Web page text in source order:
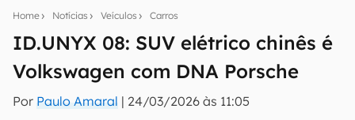
Home Notícias Veículos Carros
ID.UNYX 08: SUV elétrico chinês é
Volkswagen com DNA Porsche
Por Paulo Amaral | 24/03/2026 às 11:05
notícias e reviews sobre tecnologia em primeira
mão.
E-mail